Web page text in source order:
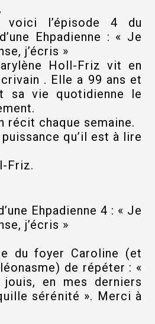
voici l’épisode 4 du
Ehpadienne : « Je
j’écris »
Holl-Friz vit en
. Elle a 99 ans et
sa vie quotidienne le
récit chaque semaine.
qu’il est à lire
Friz.
Ehpadienne 4 : « Je
j’écris »
du foyer Caroline (et
de répéter : «
en mes derniers
sérénité ». Merci à